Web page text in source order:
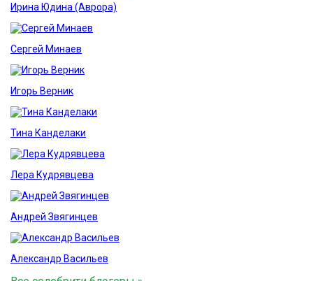
Ирина Юдина (Аврора)
Сергей Минаев
Игорь Верник
Тина Канделаки
Лера Кудрявцева
Андрей Звягинцев
Александр Васильев